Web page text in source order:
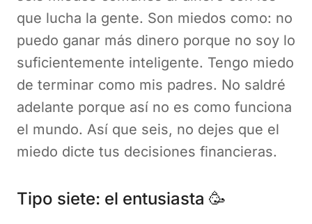
que lucha la gente. Son miedos como: no
puedo ganar más dinero porque no soy lo
suficientemente inteligente. Tengo miedo
de terminar como mis padres. No saldré
adelante porque así no es como funciona
el mundo. Así que seis, no dejes que el
miedo dicte tus decisiones financieras.
Tipo siete: el entusiasta 🥳